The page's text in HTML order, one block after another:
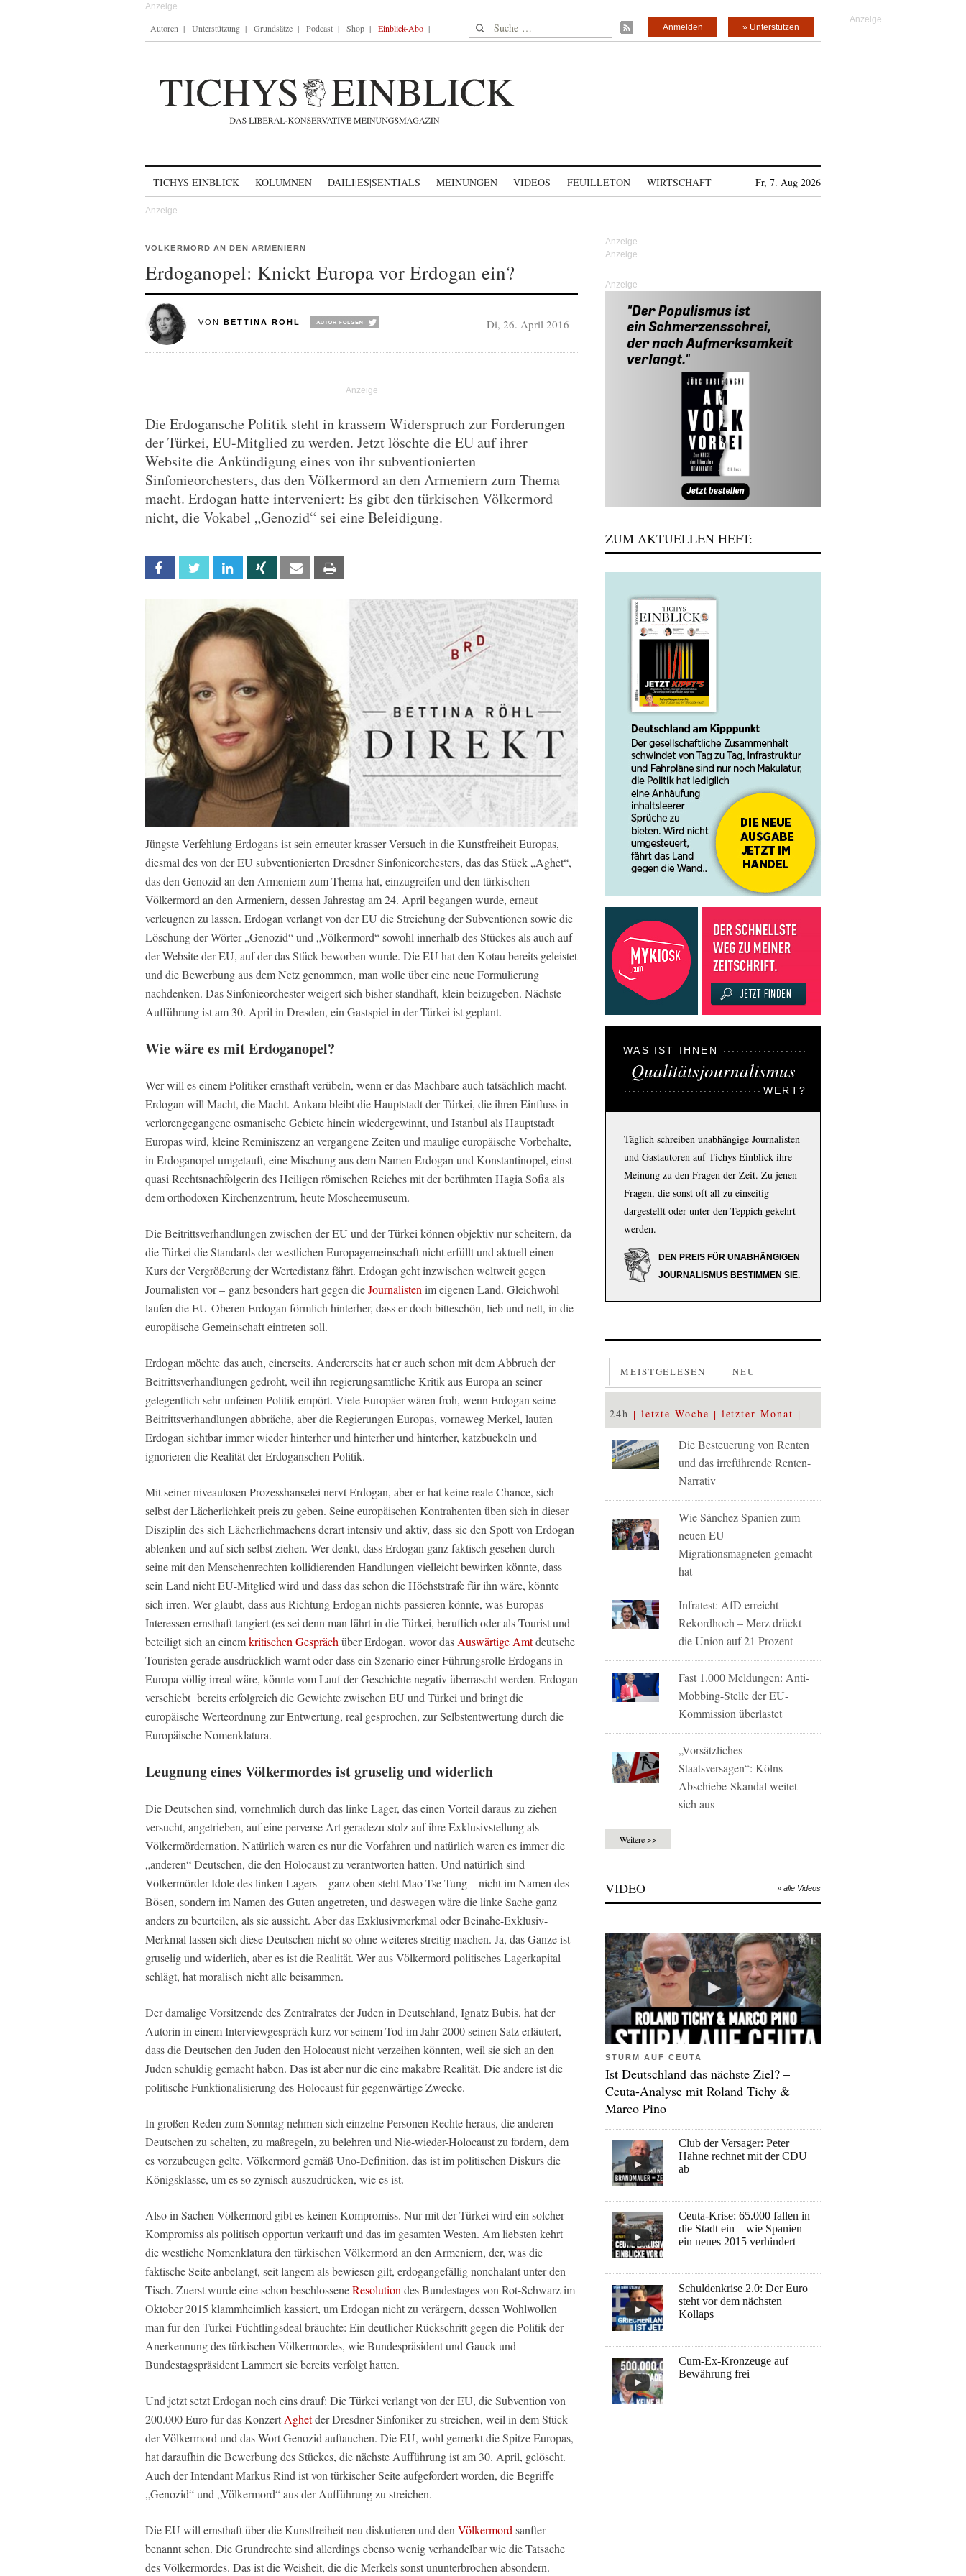
Autoren Unterstützung Grundsätze Podcast Shop Einblick-Abo Suche nach: » Unterstützen
Anmelden
TICHYS EINBLICK KOLUMNEN DAILI|ES|SENTIALS MEINUNGEN VIDEOS FEUILLETON WIRTSCHAFT Fr, 7. Aug 2026
VÖLKERMORD AN DEN ARMENIERN
Erdoganopel: Knickt Europa vor Erdogan ein?
VON BETTINA RÖHL Di, 26. April 2016
Die Erdogansche Politik steht in krassem Widerspruch zur Forderungen
der Türkei, EU-Mitglied zu werden. Jetzt löschte die EU auf ihrer
Website die Ankündigung eines von ihr subventionierten
Sinfonieorchesters, das den Völkermord an den Armeniern zum Thema
macht. Erdogan hatte interveniert: Es gibt den türkischen Völkermord
nicht, die Vokabel „Genozid“ sei eine Beleidigung.
Facebook Twitter Linkedin Xing Email
Jüngste Verfehlung Erdogans ist sein erneuter krasser Versuch in die Kunstfreiheit Europas,
diesmal des von der EU subventionierten Dresdner Sinfonieorchesters, das das Stück „Aghet“,
das den Genozid an den Armeniern zum Thema hat, einzugreifen und den türkischen
Völkermord an den Armeniern, dessen Jahrestag am 24. April begangen wurde, erneut
verleugnen zu lassen. Erdogan verlangt von der EU die Streichung der Subventionen sowie die
Löschung der Wörter „Genozid“ und „Völkermord“ sowohl innerhalb des Stückes als auch auf
der Website der EU, auf der das Stück beworben wurde. Die EU hat den Kotau bereits geleistet
und die Bewerbung aus dem Netz genommen, man wolle über eine neue Formulierung
nachdenken. Das Sinfonieorchester weigert sich bisher standhaft, klein beizugeben. Nächste
Aufführung ist am 30. April in Dresden, ein Gastspiel in der Türkei ist geplant.
Wie wäre es mit Erdoganopel?
Wer will es einem Politiker ernsthaft verübeln, wenn er das Machbare auch tatsächlich macht.
Erdogan will Macht, die Macht. Ankara bleibt die Hauptstadt der Türkei, die ihren Einfluss in
verlorengegangene osmanische Gebiete hinein wiedergewinnt, und Istanbul als Hauptstadt
Europas wird, kleine Reminiszenz an vergangene Zeiten und maulige europäische Vorbehalte,
in Erdoganopel umgetauft, eine Mischung aus dem Namen Erdogan und Konstantinopel, einst
quasi Rechtsnachfolgerin des Heiligen römischen Reiches mit der berühmten Hagia Sofia als
dem orthodoxen Kirchenzentrum, heute Moscheemuseum.
Die Beitrittsverhandlungen zwischen der EU und der Türkei können objektiv nur scheitern, da
die Türkei die Standards der westlichen Europagemeinschaft nicht erfüllt und aktuell einen
Kurs der Vergrößerung der Wertedistanz fährt. Erdogan geht inzwischen weltweit gegen
Journalisten vor – ganz besonders hart gegen dieJournalisten im eigenen Land. Gleichwohl
laufen die EU-Oberen Erdogan förmlich hinterher, dass er doch bitteschön, lieb und nett, in die
europäische Gemeinschaft eintreten soll.
Erdogan möchte das auch, einerseits. Andererseits hat er auch schon mit dem Abbruch der
Beitrittsverhandlungen gedroht, weil ihn regierungsamtliche Kritik aus Europa an seiner
gelegentlich sehr unfeinen Politik empört. Viele Europäer wären froh, wenn Erdogan seine
Beitrittsverhandlungen abbräche, aber die Regierungen Europas, vorneweg Merkel, laufen
Erdogan sichtbar immer wieder hinterher und hinterher und hinterher, katzbuckeln und
ignorieren die Realität der Erdoganschen Politik.
Mit seiner niveaulosen Prozesshanselei nervt Erdogan, aber er hat keine reale Chance, sich
selbst der Lächerlichkeit preis zu geben. Seine europäischen Kontrahenten üben sich in dieser
Disziplin des sich Lächerlichmachens derart intensiv und aktiv, dass sie den Spott von Erdogan
ablenken und auf sich selbst ziehen. Wer denkt, dass Erdogan ganz faktisch gesehen durch
seine mit den Menschenrechten kollidierenden Handlungen vielleicht bewirken könnte, dass
sein Land nicht EU-Mitglied wird und dass das schon die Höchststrafe für ihn wäre, könnte
sich irren. Wer glaubt, dass aus Richtung Erdogan nichts passieren könnte, was Europas
Interessen ernsthaft tangiert (es sei denn man fährt in die Türkei, beruflich oder als Tourist und
beteiligt sich an einemkritischen Gespräch über Erdogan, wovor das Auswärtige Amtdeutsche
Touristen gerade ausdrücklich warnt oder dass ein Szenario einer Führungsrolle Erdogans in
Europa völlig irreal wäre, könnte vom Lauf der Geschichte negativ überrascht werden. Erdogan
verschiebt bereits erfolgreich die Gewichte zwischen EU und Türkei und bringt die
europäische Werteordnung zur Entwertung, real gesprochen, zur Selbstentwertung durch die
Europäische Nomenklatura.
Leugnung eines Völkermordes ist gruselig und widerlich
Die Deutschen sind, vornehmlich durch das linke Lager, das einen Vorteil daraus zu ziehen
versucht, angetrieben, auf eine perverse Art geradezu stolz auf ihre Exklusivstellung als
Völkermördernation. Natürlich waren es nur die Vorfahren und natürlich waren es immer die
„anderen“ Deutschen, die den Holocaust zu verantworten hatten. Und natürlich sind
Völkermörder Idole des linken Lagers – ganz oben steht Mao Tse Tung – nicht im Namen des
Bösen, sondern im Namen des Guten angetreten, und deswegen wäre die linke Sache ganz
anders zu beurteilen, als sie aussieht. Aber das Exklusivmerkmal oder Beinahe-Exklusiv-
Merkmal lassen sich diese Deutschen nicht so ohne weiteres streitig machen. Ja, das Ganze ist
gruselig und widerlich, aber es ist die Realität. Wer aus Völkermord politisches Lagerkapital
schlägt, hat moralisch nicht alle beisammen.
Der damalige Vorsitzende des Zentralrates der Juden in Deutschland, Ignatz Bubis, hat der
Autorin in einem Interviewgespräch kurz vor seinem Tod im Jahr 2000 seinen Satz erläutert,
dass die Deutschen den Juden den Holocaust nicht verzeihen könnten, weil sie sich an den
Juden schuldig gemacht haben. Das ist aber nur die eine makabre Realität. Die andere ist die
politische Funktionalisierung des Holocaust für gegenwärtige Zwecke.
In großen Reden zum Sonntag nehmen sich einzelne Personen Rechte heraus, die anderen
Deutschen zu schelten, zu maßregeln, zu belehren und Nie-wieder-Holocaust zu fordern, dem
es vorzubeugen gelte. Völkermord gemäß Uno-Definition, das ist im politischen Diskurs die
Königsklasse, um es so zynisch auszudrücken, wie es ist.
Also in Sachen Völkermord gibt es keinen Kompromiss. Nur mit der Türkei wird ein solcher
Kompromiss als politisch opportun verkauft und das im gesamten Westen. Am liebsten kehrt
die westliche Nomenklatura den türkischen Völkermord an den Armeniern, der, was die
faktische Seite anbelangt, seit langem als bewiesen gilt, erdogangefällig nonchalant unter den
Tisch. Zuerst wurde eine schon beschlosseneResolution des Bundestages von Rot-Schwarz im
Oktober 2015 klammheimlich kassiert, um Erdogan nicht zu verärgern, dessen Wohlwollen
man für den Türkei-Füchtlingsdeal bräuchte: Ein deutlicher Rückschritt gegen die Politik der
Anerkennung des türkischen Völkermordes, wie Bundespräsident und Gauck und
Bundestagspräsident Lammert sie bereits verfolgt hatten.
Und jetzt setzt Erdogan noch eins drauf: Die Türkei verlangt von der EU, die Subvention von
200.000 Euro für das Konzert Aghetder Dresdner Sinfoniker zu streichen, weil in dem Stück
der Völkermord und das Wort Genozid auftauchen. Die EU, wohl gemerkt die Spitze Europas,
hat daraufhin die Bewerbung des Stückes, die nächste Aufführung ist am 30. April, gelöscht.
Auch der Intendant Markus Rind ist von türkischer Seite aufgefordert worden, die Begriffe
„Genozid“ und „Völkermord“ aus der Aufführung zu streichen.
Die EU will ernsthaft über die Kunstfreiheit neu diskutieren und den Völkermord sanfter
benannt sehen. Die Grundrechte sind allerdings ebenso wenig verhandelbar wie die Tatsache
des Völkermordes. Das ist die Weisheit, die die Merkels sonst ununterbrochen absondern.
Anzeige
ZUM AKTUELLEN HEFT:
WAS IST IHNEN
Qualitätsjournalismus
WERT?
Täglich schreiben unabhängige Journalisten
und Gastautoren auf Tichys Einblick ihre
Meinung zu den Fragen der Zeit. Zu jenen
Fragen, die sonst oft all zu einseitig
dargestellt oder unter den Teppich gekehrt
werden.
DEN PREIS FÜR UNABHÄNGIGEN
JOURNALISMUS BESTIMMEN SIE.
MEISTGELESEN NEU
24h letzte Woche letzter Monat
Die Besteuerung von Renten
und das irreführende Renten-
Narrativ
Wie Sánchez Spanien zum
neuen EU-
Migrationsmagneten gemacht
hat
Infratest: AfD erreicht
Rekordhoch – Merz drückt
die Union auf 21 Prozent
Fast 1.000 Meldungen: Anti-
Mobbing-Stelle der EU-
Kommission überlastet
„Vorsätzliches
Staatsversagen“: Kölns
Abschiebe-Skandal weitet
sich aus
Weitere >>
VIDEO » alle Videos
STURM AUF CEUTA
Ist Deutschland das nächste Ziel? –
Ceuta-Analyse mit Roland Tichy &
Marco Pino
Club der Versager: Peter
Hahne rechnet mit der CDU
ab
Ceuta-Krise: 65.000 fallen in
die Stadt ein – wie Spanien
ein neues 2015 verhindert
Schuldenkrise 2.0: Der Euro
steht vor dem nächsten
Kollaps
Cum-Ex-Kronzeuge auf
Bewährung frei